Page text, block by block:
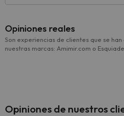
Opiniones reales
Son experiencias de clientes que se
nuestras marcas: Amimir.com o
Opiniones de nuestros